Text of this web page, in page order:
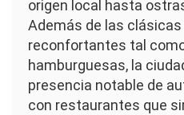
origen local hasta
Además de las
reconfortantes tal
hamburguesas, la
presencia notable de
con restaurantes que